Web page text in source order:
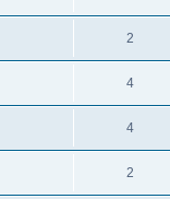
2
4
4
2